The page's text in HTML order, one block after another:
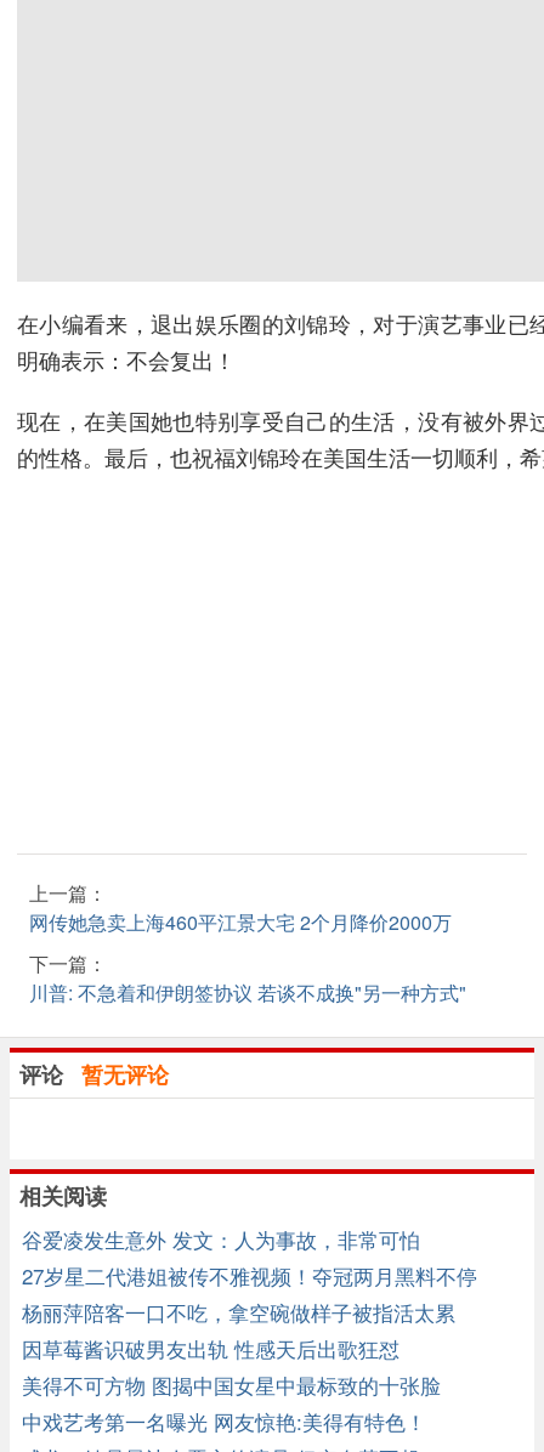
在小编看来，退出娱乐圈的刘锦玲，对于演艺事业已
明确表示：不会复出！
现在，在美国她也特别享受自己的生活，没有被外界
的性格。最后，也祝福刘锦玲在美国生活一切顺利，
上一篇：
网传她急卖上海460平江景大宅 2个月降价2000万
下一篇：
川普: 不急着和伊朗签协议 若谈不成换"另一种方式"
评论 暂无评论
相关阅读
谷爱凌发生意外 发文：人为事故，非常可怕
27岁星二代港姐被传不雅视频！夺冠两月黑料不停
杨丽萍陪客一口不吃，拿空碗做样子被指活太累
因草莓酱识破男友出轨 性感天后出歌狂怼
美得不可方物 图揭中国女星中最标致的十张脸
中戏艺考第一名曝光 网友惊艳:美得有特色！